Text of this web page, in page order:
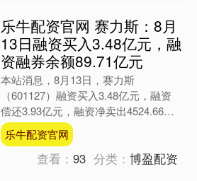
乐牛配资官网 赛力斯：8月
13日融资买入3.48亿元，融
资融券余额89.71亿元
本站消息，8月13日，赛力斯
（601127）融资买入3.48亿元，融资
偿还3.93亿元，融资净卖出4524.66万
元，融资余额89.59亿元。 融券方面，
当日融....
乐牛配资官网
查看：93 分类：博盈配资